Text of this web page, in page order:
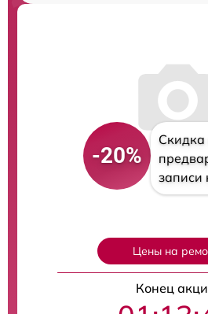
-20%
Скидка
записи
Цены на
Конец